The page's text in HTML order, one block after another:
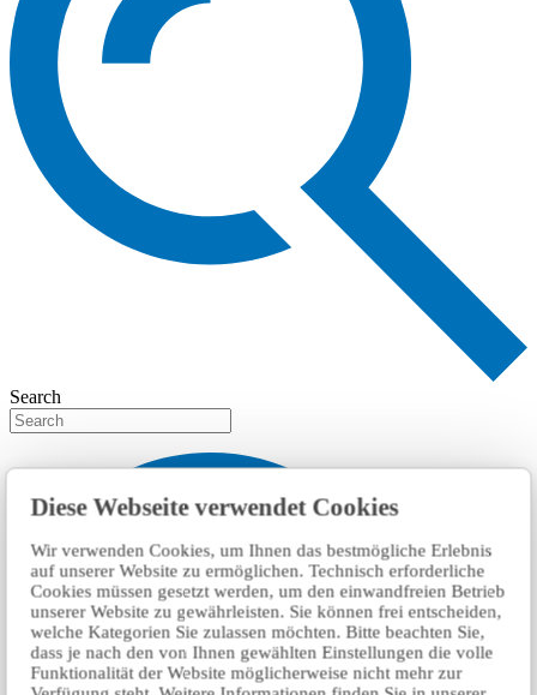
Diese Webseite verwendet Cookies
Wir verwenden Cookies, um Ihnen das bestmögliche Erlebnis
auf unserer Website zu ermöglichen. Technisch erforderliche
Cookies müssen gesetzt werden, um den einwandfreien Betrieb
unserer Website zu gewährleisten. Sie können frei entscheiden,
welche Kategorien Sie zulassen möchten. Bitte beachten Sie,
dass je nach den von Ihnen gewählten Einstellungen die volle
Funktionalität der Website möglicherweise nicht mehr zur
Search